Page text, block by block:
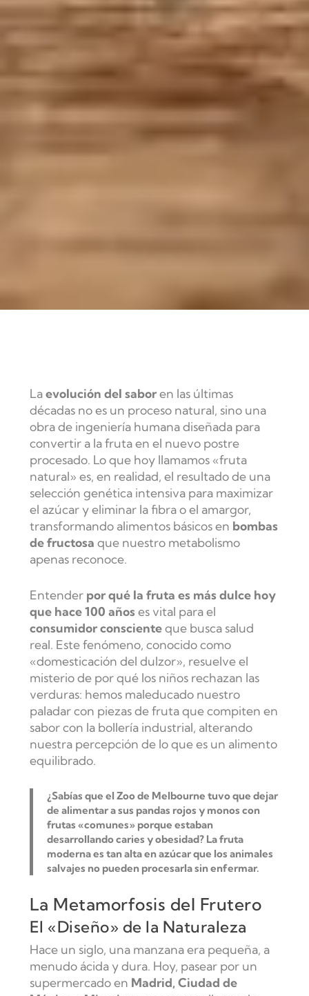
Laevolución del saboren las últimas
décadas no es un proceso natural, sino una
obra de ingeniería humana diseñada para
convertir a la fruta en el nuevo postre
procesado. Lo que hoy llamamos «fruta
natural» es, en realidad, el resultado de una
selección genética intensiva para maximizar
el azúcar y eliminar la fibra o el amargor,
transformando alimentos básicos en bombas
de fructosa que nuestro metabolismo
apenas reconoce.
Entender por qué la fruta es más dulce hoy
que hace 100 añoses vital para el
consumidor conscienteque busca salud
real. Este fenómeno, conocido como
«domesticación del dulzor», resuelve el
misterio de por qué los niños rechazan las
verduras: hemos maleducado nuestro
paladar con piezas de fruta que compiten en
sabor con la bollería industrial, alterando
nuestra percepción de lo que es un alimento
equilibrado.
¿Sabías que el Zoo de Melbourne tuvo que dejar
de alimentar a sus pandas rojos y monos con
frutas «comunes» porque estaban
desarrollando caries y obesidad? La fruta
moderna es tan alta en azúcar que los animales
salvajes no pueden procesarla sin enfermar.
La Metamorfosis del Frutero
El «Diseño» de la Naturaleza
Hace un siglo, una manzana era pequeña, a
menudo ácida y dura. Hoy, pasear por un
supermercado en Madrid, Ciudad de